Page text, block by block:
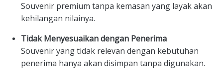
Souvenir premium tanpa kemasan yang layak akan
kehilangan nilainya.
Tidak Menyesuaikan dengan Penerima
Souvenir yang tidak relevan dengan kebutuhan
penerima hanya akan disimpan tanpa digunakan.